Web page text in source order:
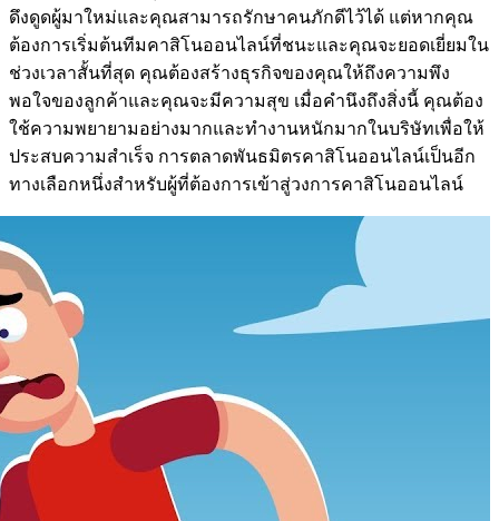
ดึงดูดผู้มาใหม่และคุณสามารถรักษาคนภักดีไว้ได้ แต่หากคุณ
ต้องการเริ่มต้นทีมคาสิโนออนไลน์ที่ชนะและคุณจะยอดเยี่ยมใน
ช่วงเวลาสั้นที่สุด คุณต้องสร้างธุรกิจของคุณให้ถึงความพึง
พอใจของลูกค้าและคุณจะมีความสุข เมื่อคำนึงถึงสิ่งนี้ คุณต้อง
ใช้ความพยายามอย่างมากและทำงานหนักมากในบริษัทเพื่อให้
ประสบความสำเร็จ การตลาดพันธมิตรคาสิโนออนไลน์เป็นอีก
ทางเลือกหนึ่งสำหรับผู้ที่ต้องการเข้าสู่วงการคาสิโนออนไลน์